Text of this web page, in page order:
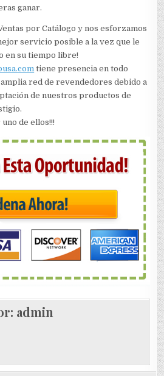
ganar.
por Catálogo y nos esforzamos
servicio posible a la vez que le
en su tiempo libre!
tiene presencia en todo
red de revendedores debido a
de nuestros productos de
de ellos!!!
admin